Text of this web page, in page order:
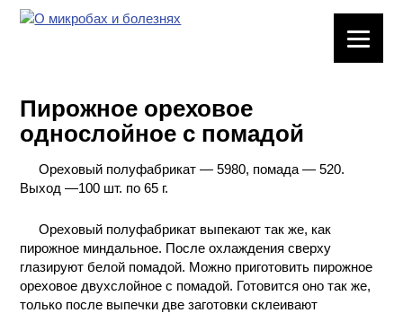
ХИМИЧЕСКАЯ
ПОСУДА
ВРЕДНЫЕ
ФАКТОРЫ
МЕТОДЫ
ПРАКТИЧЕСКОЙ
ХИМИИ
Пирожное ореховое
однослойное с помадой
Ореховый полуфабрикат — 5980, помада — 520.
Выход —100 шт. по 65 г.
Ореховый полуфабрикат выпекают так же, как
пирожное миндальное. После охлаждения сверху
глазируют белой помадой. Можно приготовить пирожное
ореховое двухслойное с помадой. Готовится оно так же,
только после выпечки две заготовки склеивают